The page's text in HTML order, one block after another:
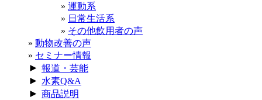
運動系
日常生活系
その他飲用者の声
動物改善の声
セミナー情報
► 報道・芸能
► 水素Q&A
► 商品説明